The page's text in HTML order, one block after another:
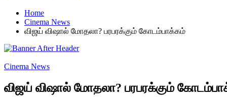
Home
Cinema News
விஜய் விஷால் மோதலா? பரபரக்கும் கோடம்பாக்கம்
Cinema News
விஜய் விஷால் மோதலா? பரபரக்கும்